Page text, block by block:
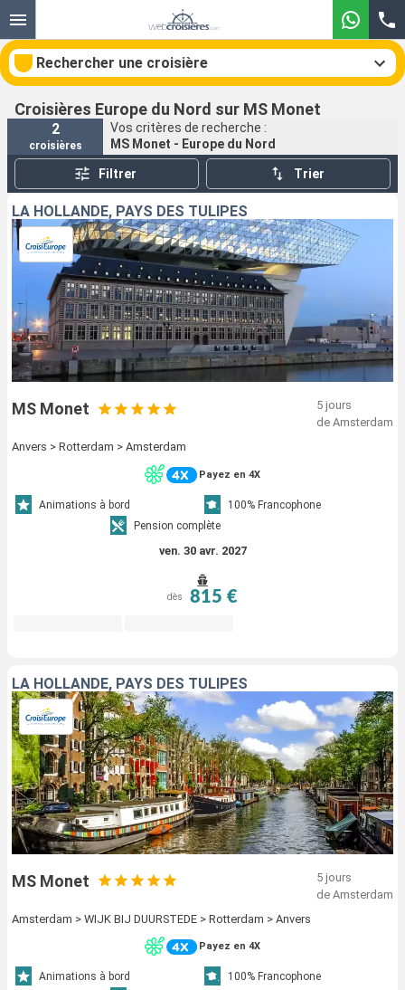
Rechercher une croisière
Nos destinations
Mois de départ
Ports Compagnies
Rechercher
Croisières Europe du Nord sur MS Monet
2
croisières
Vos critères de recherche :
MS Monet - Europe du Nord
Filtrer Trier
LA HOLLANDE, PAYS DES TULIPES
MS Monet
5 jours
de Amsterdam
Anvers > Rotterdam > Amsterdam
Payez en 4X
Animations à bord
100% Francophone
Pension complète
ven. 30 avr. 2027
dès 815 €
LA HOLLANDE, PAYS DES TULIPES
MS Monet
5 jours
de Amsterdam
Amsterdam > WIJK BIJ DUURSTEDE > Rotterdam > Anvers
Payez en 4X
Animations à bord
100% Francophone